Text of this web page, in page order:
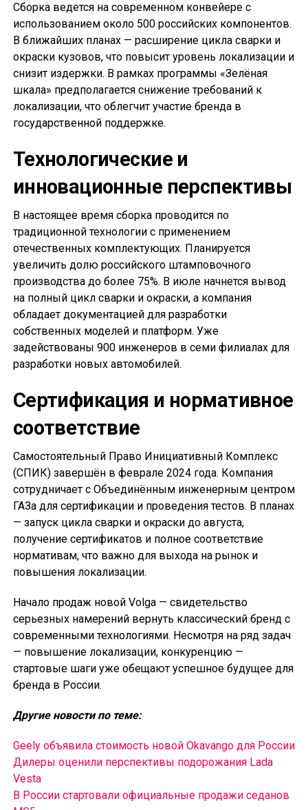
Сборка ведется на современном конвейере с
использованием около 500 российских компонентов.
В ближайших планах — расширение цикла сварки и
окраски кузовов, что повысит уровень локализации и
снизит издержки. В рамках программы «Зелёная
шкала» предполагается снижение требований к
локализации, что облегчит участие бренда в
государственной поддержке.
Технологические и
инновационные перспективы
В настоящее время сборка проводится по
традиционной технологии с применением
отечественных комплектующих. Планируется
увеличить долю российского штамповочного
производства до более 75%. В июле начнется вывод
на полный цикл сварки и окраски, а компания
обладает документацией для разработки
собственных моделей и платформ. Уже
задействованы 900 инженеров в семи филиалах для
разработки новых автомобилей.
Сертификация и нормативное
соответствие
Самостоятельный Право Инициативный Комплекс
(СПИК) завершён в феврале 2024 года. Компания
сотрудничает с Объединённым инженерным центром
ГАЗа для сертификации и проведения тестов. В планах
— запуск цикла сварки и окраски до августа,
получение сертификатов и полное соответствие
нормативам, что важно для выхода на рынок и
повышения локализации.
Начало продаж новой Volga — свидетельство
серьезных намерений вернуть классический бренд с
современными технологиями. Несмотря на ряд задач
— повышение локализации, конкуренцию —
стартовые шаги уже обещают успешное будущее для
бренда в России.
Другие новости по теме:
Geely объявила стоимость новой Okavango для России
Дилеры оценили перспективы подорожания Lada
Vesta
В России cтартовали официальные продажи седанов